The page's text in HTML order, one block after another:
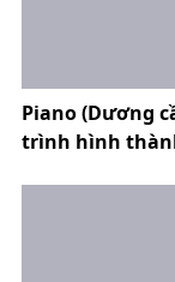
Piano (Dương
trình hình